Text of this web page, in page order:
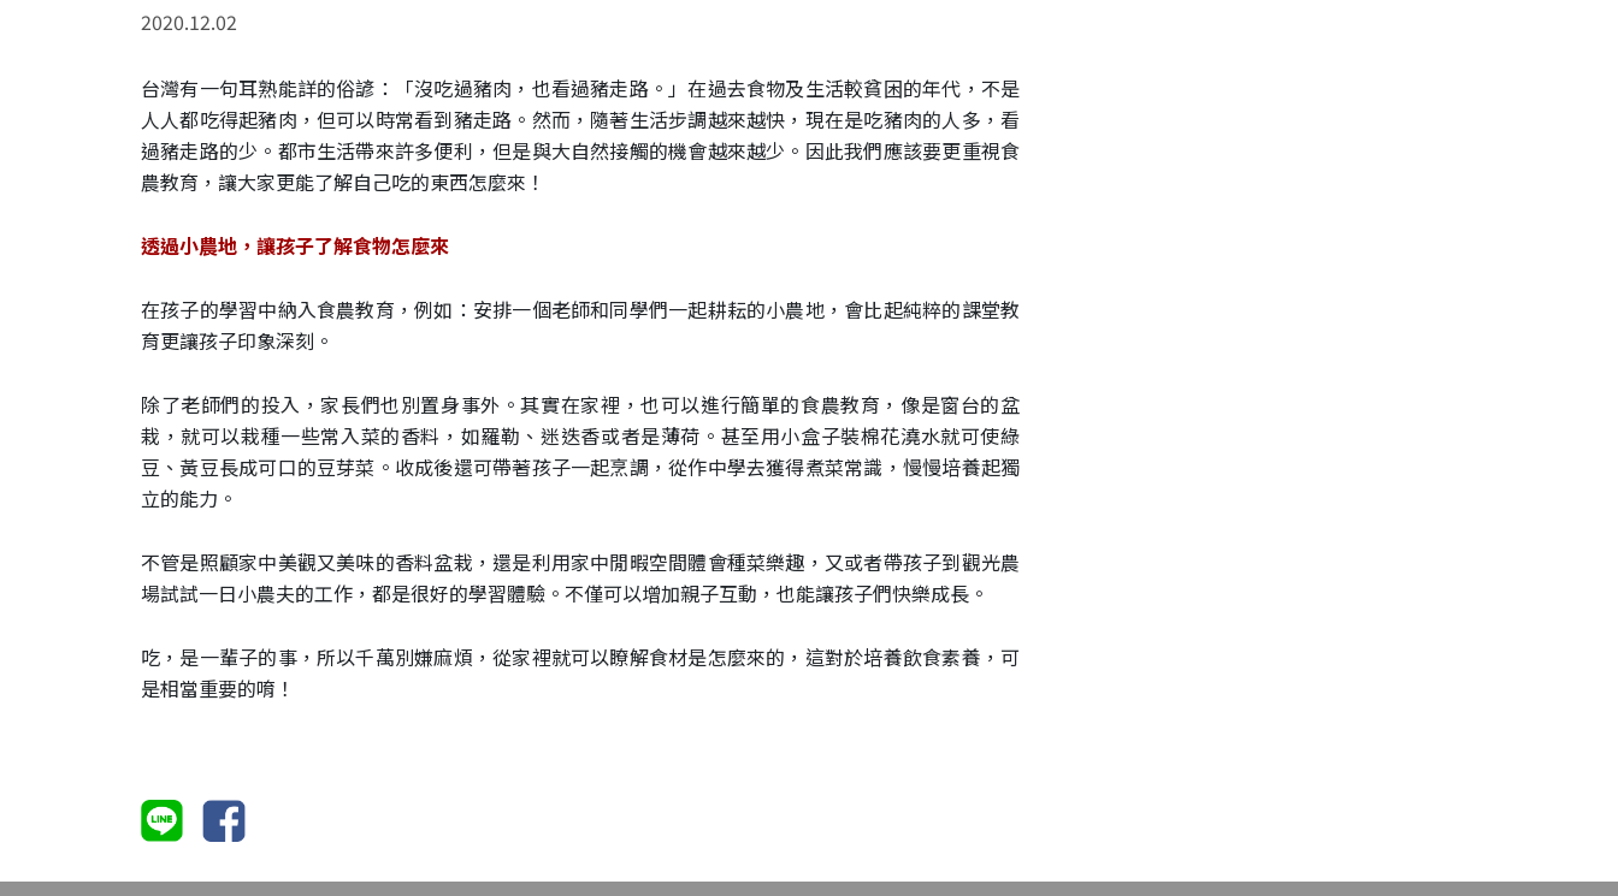
2020.12.02
台灣有一句耳熟能詳的俗諺：「沒吃過豬肉，也看過豬走路。」在過去食物及生活較貧困的年代，不是
人人都吃得起豬肉，但可以時常看到豬走路。然而，隨著生活步調越來越快，現在是吃豬肉的人多，看
過豬走路的少。都市生活帶來許多便利，但是與大自然接觸的機會越來越少。因此我們應該要更重視食
農教育，讓大家更能了解自己吃的東西怎麼來！
透過小農地，讓孩子了解食物怎麼來
在孩子的學習中納入食農教育，例如：安排一個老師和同學們一起耕耘的小農地，會比起純粹的課堂教
育更讓孩子印象深刻。
除了老師們的投入，家長們也別置身事外。其實在家裡，也可以進行簡單的食農教育，像是窗台的盆
栽，就可以栽種一些常入菜的香料，如羅勒、迷迭香或者是薄荷。甚至用小盒子裝棉花澆水就可使綠
豆、黃豆長成可口的豆芽菜。收成後還可帶著孩子一起烹調，從作中學去獲得煮菜常識，慢慢培養起獨
立的能力。
不管是照顧家中美觀又美味的香料盆栽，還是利用家中閒暇空間體會種菜樂趣，又或者帶孩子到觀光農
場試試一日小農夫的工作，都是很好的學習體驗。不僅可以增加親子互動，也能讓孩子們快樂成長。
吃，是一輩子的事，所以千萬別嫌麻煩，從家裡就可以瞭解食材是怎麼來的，這對於培養飲食素養，可
是相當重要的唷！